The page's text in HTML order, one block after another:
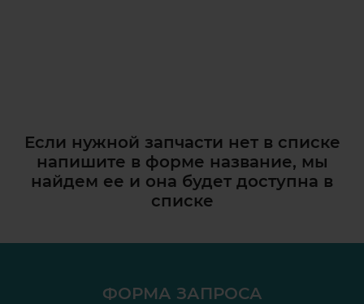
Если нужной запчасти нет в списке
напишите в форме название, мы
найдем ее и она будет доступна в
списке
ФОРМА ЗАПРОСА